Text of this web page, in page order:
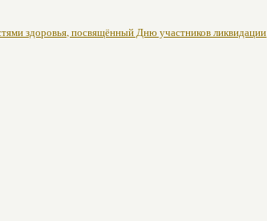
здоровья, посвящённый Дню участников ликвидации